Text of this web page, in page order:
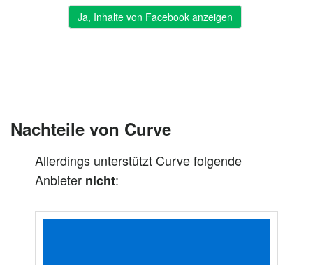
Nachteile von Curve
Allerdings unterstützt Curve folgende
Anbieter nicht: